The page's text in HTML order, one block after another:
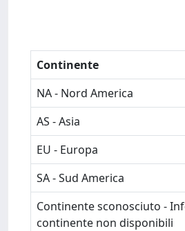
Continente
NA - Nord America
AS - Asia
EU - Europa
SA - Sud America
Continente sconosciuto -
continente non disponibili